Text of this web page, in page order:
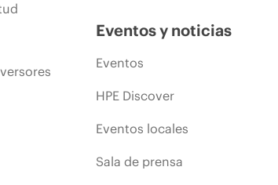
Eventos y noticias
Eventos
HPE Discover
Eventos locales
Sala de prensa